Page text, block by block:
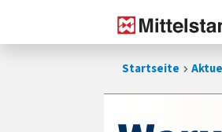
Startseite